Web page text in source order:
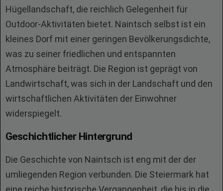
Hügellandschaft, die reichlich Gelegenheit für
Outdoor-Aktivitäten bietet. Naintsch selbst ist ein
kleines Dorf mit einer geringen Bevölkerungsdichte,
was zu seiner friedlichen und entspannten
Atmosphäre beiträgt. Die Region ist geprägt von
Landwirtschaft, was sich in der Landschaft und den
wirtschaftlichen Aktivitäten der Einwohner
widerspiegelt.
Geschichtlicher Hintergrund
Die Geschichte von Naintsch ist eng mit der der
umliegenden Region verbunden. Die Steiermark hat